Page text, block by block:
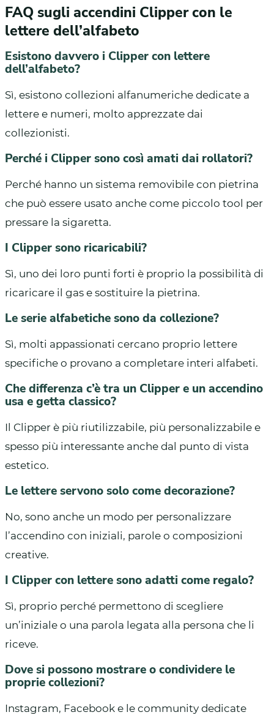
FAQ sugli accendini Clipper con le
lettere dell’alfabeto
Esistono davvero i Clipper con lettere
dell’alfabeto?
Sì, esistono collezioni alfanumeriche dedicate a
lettere e numeri, molto apprezzate dai
collezionisti.
Perché i Clipper sono così amati dai rollatori?
Perché hanno un sistema removibile con pietrina
che può essere usato anche come piccolo tool per
pressare la sigaretta.
I Clipper sono ricaricabili?
Sì, uno dei loro punti forti è proprio la possibilità di
ricaricare il gas e sostituire la pietrina.
Le serie alfabetiche sono da collezione?
Sì, molti appassionati cercano proprio lettere
specifiche o provano a completare interi alfabeti.
Che differenza c’è tra un Clipper e un accendino
usa e getta classico?
Il Clipper è più riutilizzabile, più personalizzabile e
spesso più interessante anche dal punto di vista
estetico.
Le lettere servono solo come decorazione?
No, sono anche un modo per personalizzare
l’accendino con iniziali, parole o composizioni
creative.
I Clipper con lettere sono adatti come regalo?
Sì, proprio perché permettono di scegliere
un’iniziale o una parola legata alla persona che li
riceve.
Dove si possono mostrare o condividere le
proprie collezioni?
Instagram, Facebook e le community dedicate